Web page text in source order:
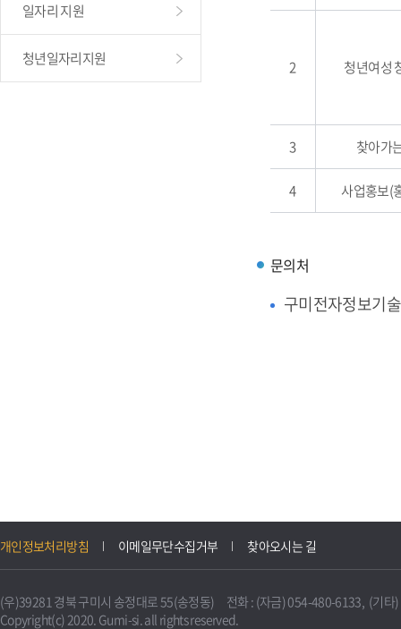
일자리 지원
청년일자리지원 2 청년여성
3 찾아가
4 사업홍보(
문의처
구미전자정보기
개인정보처리방침 이메일무단수집거부 찾아오시는 길
(우)39281 경북 구미시 송정대로 55(송정동) 전화 : (자금) 054-480-6133, (기타
Copyright(c) 2020. Gumi-si. all rights reserved.